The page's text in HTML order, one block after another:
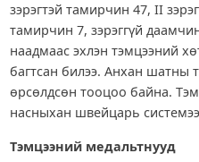
зэрэгтэй тамирчин 47, II
тамирчин 7, зэрэггүй
наадмаас эхлэн тэмцээний
багтсан билээ. Анхан шатны
өрсөлдсөн тооцоо байна.
насныхан швейцарь
Тэмцээний медальтнууд